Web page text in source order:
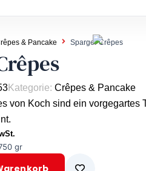
& Pancake Spargel-Crêpes
Kategorie: Crêpes & Pancake
von Koch sind ein vorgegartes
gr